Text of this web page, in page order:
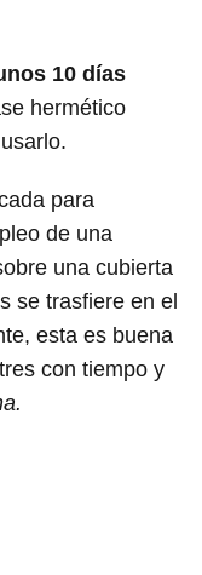
10 días
hermético
para
de una
una cubierta
se trasfiere en el
esta es buena
con tiempo y